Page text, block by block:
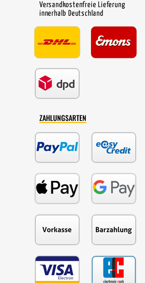
Versandkostenfreie Lieferung
innerhalb Deutschland
ZAHLUNGSARTEN